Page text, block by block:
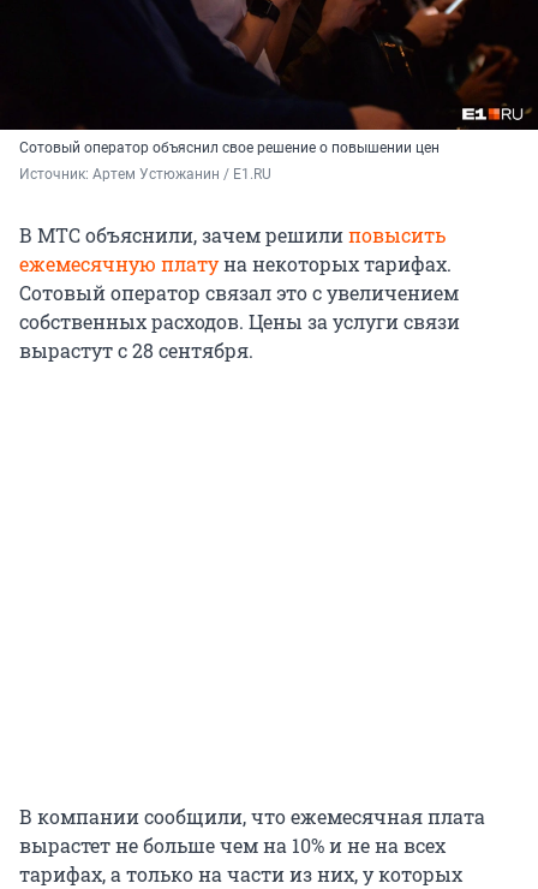
Сотовый оператор объяснил свое решение о повышении цен
Источник: Артем Устюжанин / E1.RU
В МТС объяснили, зачем решилиповысить
ежемесячную платуна некоторых тарифах.
Сотовый оператор связал это с увеличением
собственных расходов. Цены за услуги связи
вырастут с 28 сентября.
В компании сообщили, что ежемесячная плата
вырастет не больше чем на 10% и не на всех
тарифах, а только на части из них, у которых